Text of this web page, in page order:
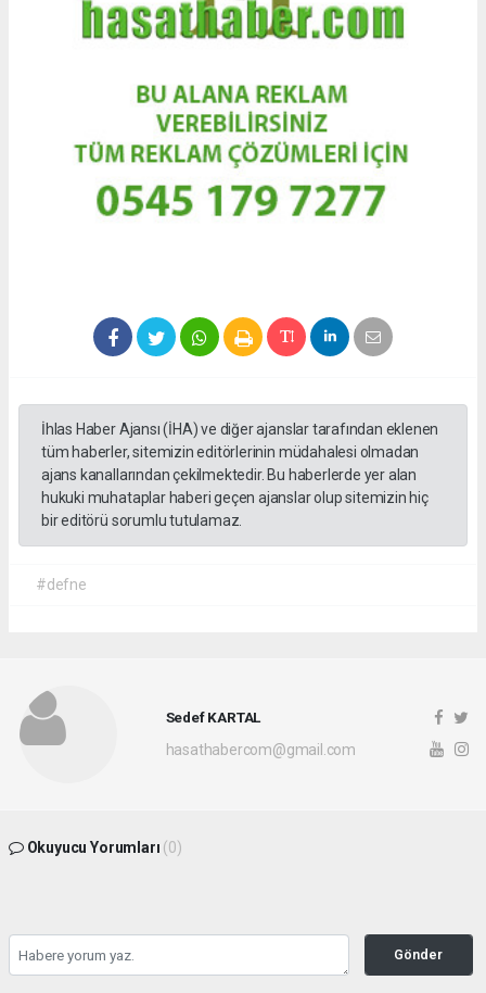
İhlas Haber Ajansı (İHA) ve diğer ajanslar tarafından eklenen
tüm haberler, sitemizin editörlerinin müdahalesi olmadan
ajans kanallarından çekilmektedir. Bu haberlerde yer alan
hukuki muhataplar haberi geçen ajanslar olup sitemizin hiç
bir editörü sorumlu tutulamaz.
#defne
Sedef KARTAL
hasathabercom@gmail.com
Okuyucu Yorumları (0)
Gönder